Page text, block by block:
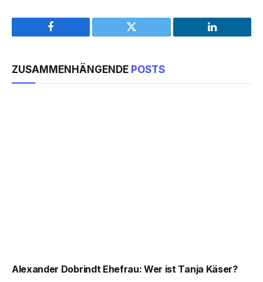
Facebook Twitter LinkedIn
ZUSAMMENHÄNGENDE POSTS
Alexander Dobrindt Ehefrau: Wer ist Tanja Käser?